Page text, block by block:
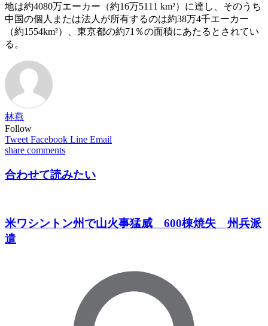
地は約4080万エーカー（約16万5111 km²）に達し、そのうち
中国の個人または法人が所有するのは約38万4千エーカー
（約1554km²）、東京都の約71％の面積にあたるとされてい
る。
林燕
Follow
Tweet Facebook Line Email
share comments
合わせて読みたい
米ワシントン州で山火事猛威 600棟焼失 州兵派
遣